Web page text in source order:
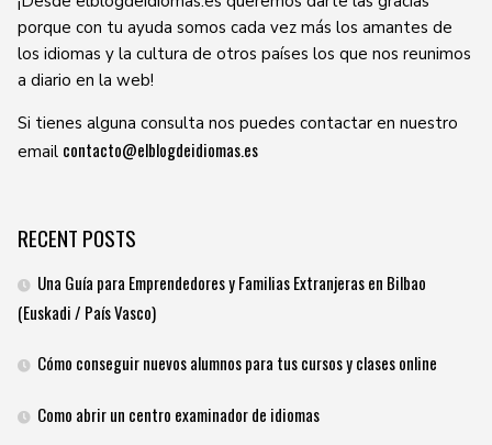
porque con tu ayuda somos cada vez más los amantes de
los idiomas y la cultura de otros países los que nos reunimos
a diario en la web!
Si tienes alguna consulta nos puedes contactar en nuestro
email contacto@elblogdeidiomas.es
RECENT POSTS
Una Guía para Emprendedores y Familias Extranjeras en Bilbao
(Euskadi / País Vasco)
Cómo conseguir nuevos alumnos para tus cursos y clases online
Como abrir un centro examinador de idiomas